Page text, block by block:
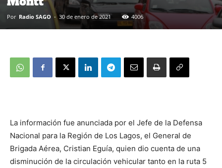
Por Radio SAGO - 30 de enero de 2021 4006
La información fue anunciada por el Jefe de la Defensa
Nacional para la Región de Los Lagos, el General de
Brigada Aérea, Cristian Eguía, quien dio cuenta de una
disminución de la circulación vehicular tanto en la ruta 5